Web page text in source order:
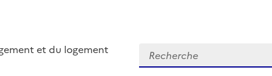
et du logement Recherche